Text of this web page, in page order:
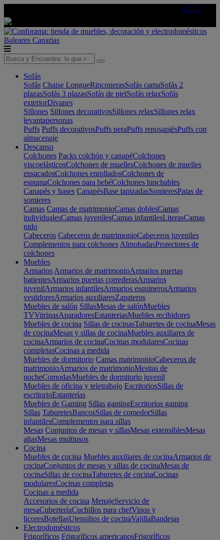
AQUÍ
Baleares Canarias
Sofás
Sofás Chaise LongueRinconerasSofás camaSofás 2
plazasSofás 3 plazasSofás de pielSofás relaxSofás
exteriorDivanes
Sillones Sillones decorativosSillones relaxSillones relax
levantapersonas
Puffs Puffs decorativosPuffs peraPuffs reposapiésPuffs con
almacenaje
Descanso
Colchones Packs colchón y canapéColchones
viscoelásticosColchones de muellesColchones de muelles
ensacadosColchones enrolladosColchones de
espumaColchones para bebéColchones hinchables
Canapés y bases CanapésBase tapizadasSomieresPatas de
somieres
Camas Camas de matrimonioCamas doblesCamas
individualesCamas juvenilesCamas infantilesLiterasCamas
nido
Cabeceros Cabeceros de matrimonioCabeceros juveniles
Complementos para colchones AlmohadasProtectores de
colchones
Muebles
Armarios Armarios de matrimonioArmarios puertas
batientesArmarios puertas correderasArmarios
juvenilArmarios infantilesArmarios esquinerosArmarios
vestidoresArmarios auxiliaresZapateros
Muebles de salón SillasMesas de salónMuebles
TVVitrinasAparadoresEstanteriasMuebles recibidores
Muebles de cocina Sillas de cocinasTaburetes de cocinaMesas
de cocinaMesas y sillas de cocinaMuebles auxiliares de
cocinaArmarios de cocinaCocinas modularesCocinas
completasCocinas a medida
Muebles de dormitorio Camas matrimonioCabeceros de
matrimonioArmarios de matrimonioMesitas de
nocheComodasMuebles de dormitorio juvenil
Muebles de oficina y teletrabajo EscritoriosSillas de
escritorioEstanterías
Muebles de Gaming Sillas gamingEscritorios gaming
Sillas TaburetesBancosSillas de comedorSillas
infantilesComplementos para sillas
Mesas Conjuntos de mesas y sillasMesas extensiblesMesas
altasMesas multiusos
Cocina
Muebles de cocina Muebles auxiliares de cocinaArmarios de
cocinaConjuntos de mesas y sillas de cocinaMesas de
cocinaSillas de cocinaTaburetes de cocinaCocinas
modularesCocinas completas
Cocinas a medida
Accesorios de cocina MenajeServicio de
mesaCuberteríaCuchillos para chefVinos y
licoresBotellasUtensilios de cocinaVajillaBandejas
Electrodomésticos
Frigoríficos Frigoríficos americanosFrigoríficos